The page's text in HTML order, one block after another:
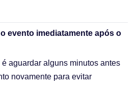
evento imediatamente após o
aguardar alguns minutos antes
novamente para evitar